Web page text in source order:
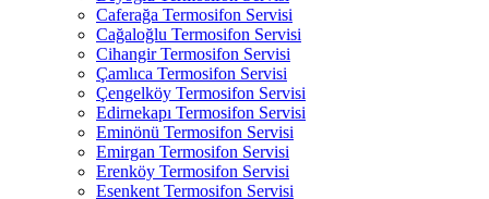
Caferağa Termosifon Servisi
Cağaloğlu Termosifon Servisi
Cihangir Termosifon Servisi
Çamlıca Termosifon Servisi
Çengelköy Termosifon Servisi
Edirnekapı Termosifon Servisi
Eminönü Termosifon Servisi
Emirgan Termosifon Servisi
Erenköy Termosifon Servisi
Esenkent Termosifon Servisi